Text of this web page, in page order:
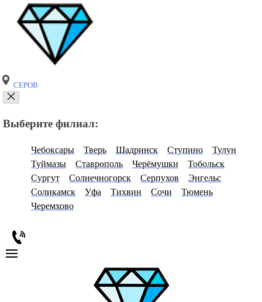
СЕРОВ
Выберите филиал:
Чебоксары Тверь Шадринск Ступино
Тулун
Туймазы
Ставрополь Черёмушки
Тобольск
Сургут
Солнечногорск Серпухов
Энгельс
Соликамск
Уфа Тихвин Сочи
Тюмень
Черемхово